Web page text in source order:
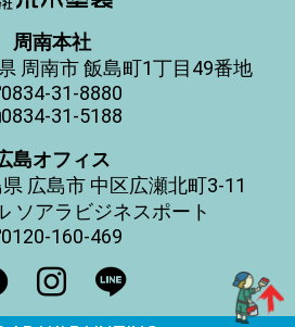
周南本社
周南市飯島町1丁目49番地
0834-31-8880
0834-31-5188
島オフィス
広島市 中区広瀬北町3-11
ソアラビジネスポート
0120-160-469